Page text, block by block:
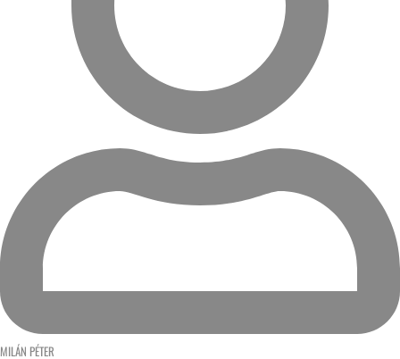
MILÁN PÉTER